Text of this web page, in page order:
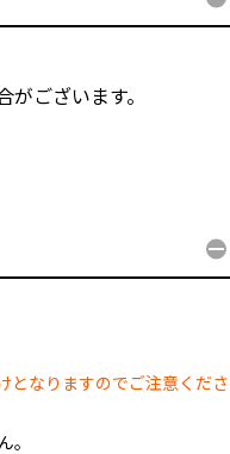
ございます。
となりますのでご注意くださ
。